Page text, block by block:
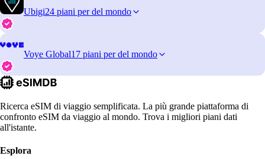
Ubigi24 piani per del mondo
Voye Global17 piani per del mondo
Ricerca eSIM di viaggio semplificata. La più grande piattaforma di
confronto eSIM da viaggio al mondo. Trova i migliori piani dati
all'istante.
Esplora